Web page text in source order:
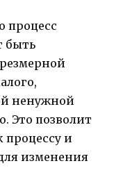
процесс
быть
ненужной
Это позволит
и
изменения